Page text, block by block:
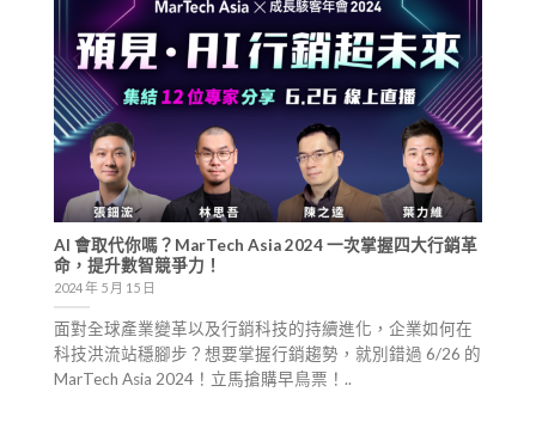
AI 會取代你嗎？MarTech Asia 2024 一次掌握四大行銷革
命，提升數智競爭力！
2024 年 5 月 15 日
面對全球產業變革以及行銷科技的持續進化，企業如何在
科技洪流站穩腳步？想要掌握行銷趨勢，就別錯過 6/26 的
MarTech Asia 2024！立馬搶購早鳥票！..